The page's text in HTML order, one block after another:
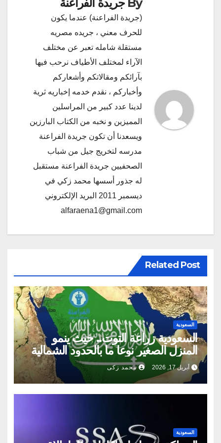
By جريدة الفراعنة
(جريدة الفراعنة) عندما يكون
للحرف معني ، جريده مصريه
مستقلة شامله تعبر عن مختلف
الآراء لمختلف الأطياف نرحب فيها
بآرائكم ومقالاتكم وأشعاركم
وأخباركم ، نقدم خدمه إخباريه ثرية
لدينا عدد كبير من المراسلين
المميزين و نخبه من الكتاب البارزين
ويسعدنا أن تكون جريدة الفراعنة
مدرسه لتخريج جيل من شباب
الصحفيين جريدة الفراعنة مستقبل
له جذور أسسها محمد زكي في
ديسمبر 2011 البريد الإلكتروني
alfaraena1@gmail.com
Related Post
السعودية
السعودية زراعة التوت.. حيث ينمو
المنزل الصغير نوعا ما بالحدود الشمالية
أبريل 17, 2026 محمد زكى
السعودية